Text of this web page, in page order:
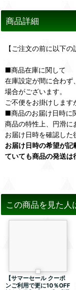
商品詳細
【ご注文の前に以下
■商品在庫に関して
在庫設定が間に合わず
場合がございます。
ご不便をお掛けします
■商品のお届け日時に
商品の特性上、円滑に
お届け日時を確認した
お届け日時の希望が
ていても商品の発送は
この商品を見た人
【サマーセール クーポ
ンご利用で更に10％OFF